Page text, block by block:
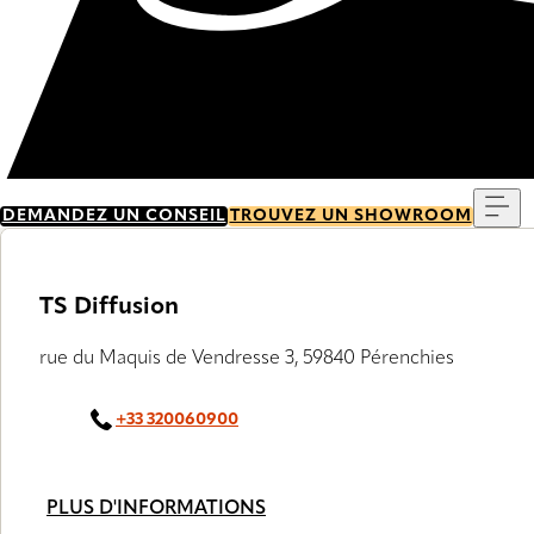
DEMANDEZ UN CONSEIL TROUVEZ UN SHOWROOM
TS Diffusion
rue du Maquis de Vendresse 3, 59840 Pérenchies
+33 320060900
PLUS D'INFORMATIONS